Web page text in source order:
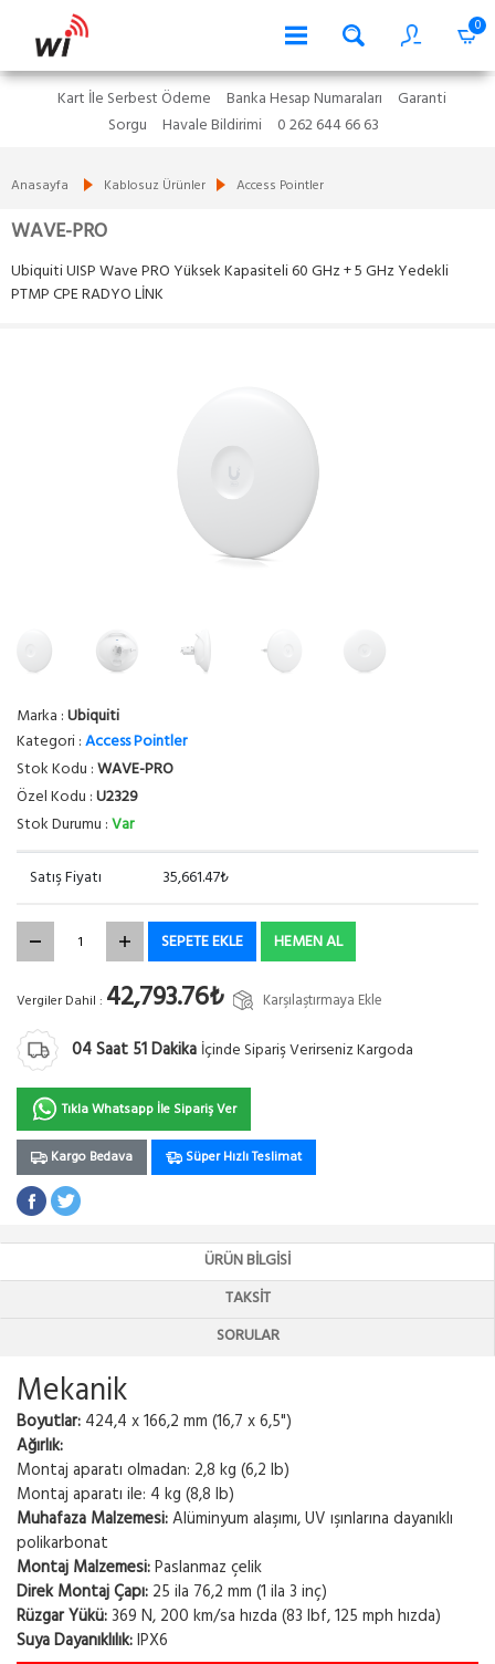
0
Kart İle Serbest Ödeme Banka Hesap Numaraları
Garanti
Sorgu
Havale Bildirimi 0 262 644 66 63
Anasayfa Kablosuz Ürünler Access Pointler
WAVE-PRO
Ubiquiti UISP Wave PRO Yüksek Kapasiteli 60 GHz + 5 GHz Yedekli
PTMP CPE RADYO LİNK
Marka :Ubiquiti
Kategori :Access Pointler
Stok Kodu :WAVE-PRO
Özel Kodu :U2329
Stok Durumu :Var
Satış Fiyatı 35,661.47₺
SEPETE EKLE HEMEN AL
Vergiler Dahil : 42,793.76₺ Karşılaştırmaya Ekle
04Saat 51Dakika İçinde Sipariş Verirseniz Kargoda
Tıkla Whatsapp İle Sipariş Ver
Kargo Bedava Süper Hızlı Teslimat
ÜRÜN BILGISI
TAKSIT
SORULAR
Mekanik
Boyutlar: 424,4 x 166,2 mm (16,7 x 6,5")
Ağırlık:
Montaj aparatı olmadan: 2,8 kg (6,2 lb)
Montaj aparatı ile: 4 kg (8,8 lb)
Muhafaza Malzemesi:Alüminyum alaşımı, UV ışınlarına dayanıklı
polikarbonat
Montaj Malzemesi:Paslanmaz çelik
Direk Montaj Çapı: 25 ila 76,2 mm (1 ila 3 inç)
Rüzgar Yükü:369 N, 200 km/sa hızda (83 lbf, 125 mph hızda)
Suya Dayanıklılık:IPX6